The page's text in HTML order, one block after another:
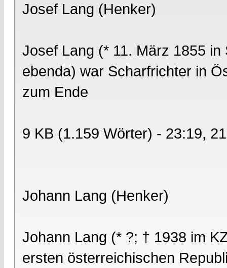
Josef Lang (Henker)
Josef Lang (* 11. März 1855
ebenda) war Scharfrichter in
zum Ende
9 KB (1.159 Wörter) - 23:19,
Johann Lang (Henker)
Johann Lang (* ?; † 1938 im
ersten österreichischen